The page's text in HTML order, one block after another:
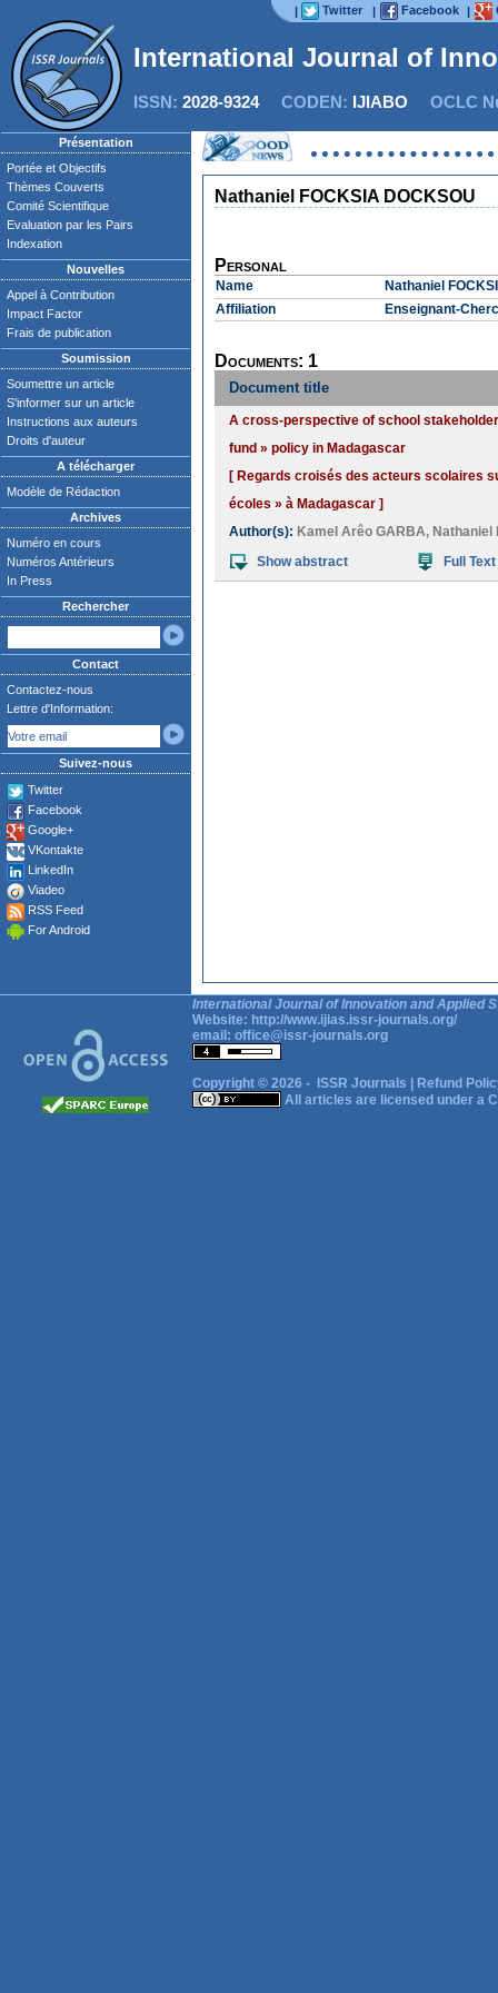
| Twitter | Facebook |
International Journal of
ISSN: 2028-9324CODEN: IJIABO OCLC
Présentation
Portée et Objectifs
Thèmes Couverts
Comité Scientifique
Evaluation par les Pairs
Indexation
Nouvelles
Appel à Contribution
Impact Factor
Frais de publication
Soumission
Soumettre un article
S'informer sur un article
Instructions aux auteurs
Droits d'auteur
A télécharger
Modèle de Rédaction
Archives
Numéro en cours
Numéros Antérieurs
In Press
Rechercher
Contact
Contactez-nous
Lettre d'Information:
Suivez-nous
Twitter
Facebook
Google+
VKontakte
LinkedIn
Viadeo
RSS Feed
For Android
Nathaniel FOCKSIA DOCKSOU
Personal
Name
Nathaniel
Affiliation
Enseignant-
Documents: 1
Document title
A cross-perspective of school
fund » policy in Madagascar
[ Regards croisés des acteurs scolaires
écoles » à Madagascar ]
Author(s): Kamel Arêo GARBA, Nathaniel
Show abstract
Full Text
International Journal of Innovation and Applied
Website: http://www.ijias.issr-journals.org/
email: office@issr-journals.org
Copyright © 2026 - ISSR Journals
Refund
All articles are licensed under a